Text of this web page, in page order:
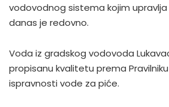
vodovodnog sistema kojim upravlja
danas je redovno.
Voda iz gradskog vodovoda
propisanu kvalitetu prema
ispravnosti vode za piće.